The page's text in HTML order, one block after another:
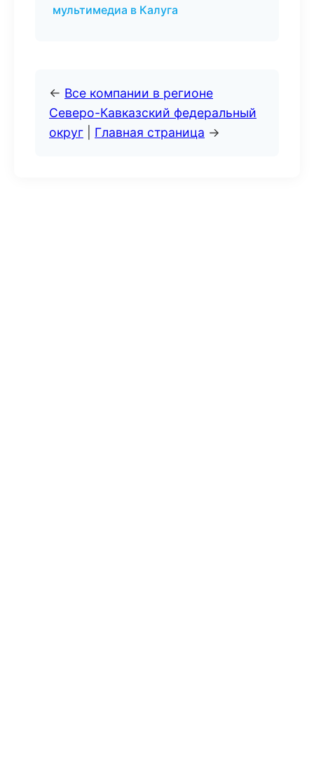
мультимедиа в Калуга
← Все компании в регионе
Северо-Кавказский федеральный
округ
Главная страница →